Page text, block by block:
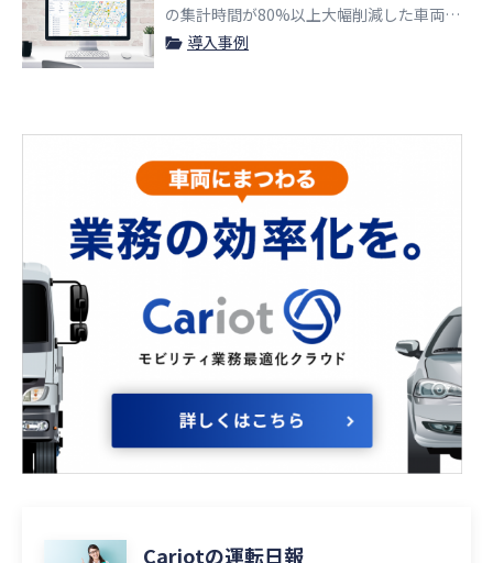
の集計時間が80%以上大幅削減した車両管
理術導入事例
Cariotの運転日報